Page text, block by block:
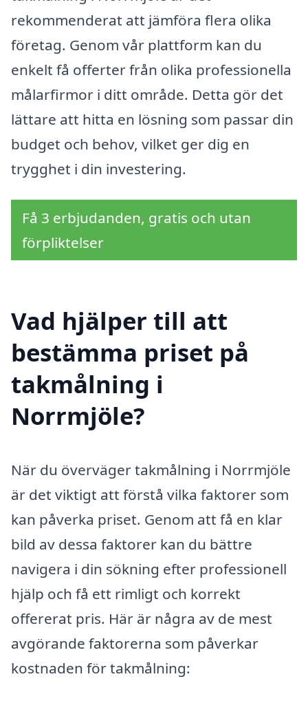
rekommenderat att jämföra flera olika
företag. Genom vår plattform kan du
enkelt få offerter från olika professionella
målarfirmor i ditt område. Detta gör det
lättare att hitta en lösning som passar din
budget och behov, vilket ger dig en
trygghet i din investering.
Få 3 erbjudanden, gratis och utan
förpliktelser
Vad hjälper till att
bestämma priset på
takmålning i
Norrmjöle?
När du överväger takmålning i Norrmjöle
är det viktigt att förstå vilka faktorer som
kan påverka priset. Genom att få en klar
bild av dessa faktorer kan du bättre
navigera i din sökning efter professionell
hjälp och få ett rimligt och korrekt
offererat pris. Här är några av de mest
avgörande faktorerna som påverkar
kostnaden för takmålning: